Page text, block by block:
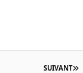
SUIVANT